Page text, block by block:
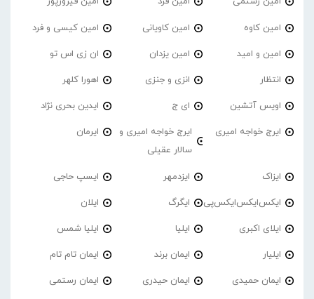
امین کاوه امین کاویانی امین کیسی و فرد
امین و امید امین یزدان ان زی اس تو
انتظار انزی و جنزی اهورا کلهر
اویس آتشین ای ج ایدین بحری نژاد
ایرج خواجه امیری
ایرج خواجه امیری و
سالار عقیلی
ایرمان
ایزاک ایزدمهر ایسپ حاجی
ایکس‌ایکس‌ایکس‌پی ایگرگ ایلان
ایلای اکبری ایلیا ایلیا شمس
ایلیار ایمان برند ایمان تام تام
ایمان حمیدی ایمان حیدری ایمان رستمی